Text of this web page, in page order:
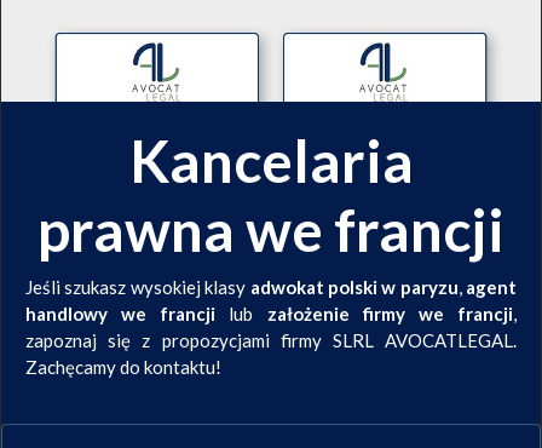
Kancelaria
prawna we francji
Jeśli szukasz wysokiej klasy adwokat polski w paryzu agent
handlowy we francji lub założenie firmy we francji
zapoznaj się z propozycjami firmy SLRL AVOCATLEGAL.
Zachęcamy do kontaktu!